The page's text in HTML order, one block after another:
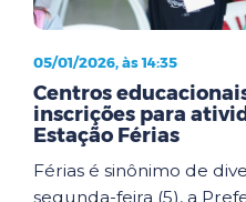
05/01/2026, às 14:35
Centros
inscrições para
Estação Férias
Férias é sinônimo de
segunda-feira (5), a